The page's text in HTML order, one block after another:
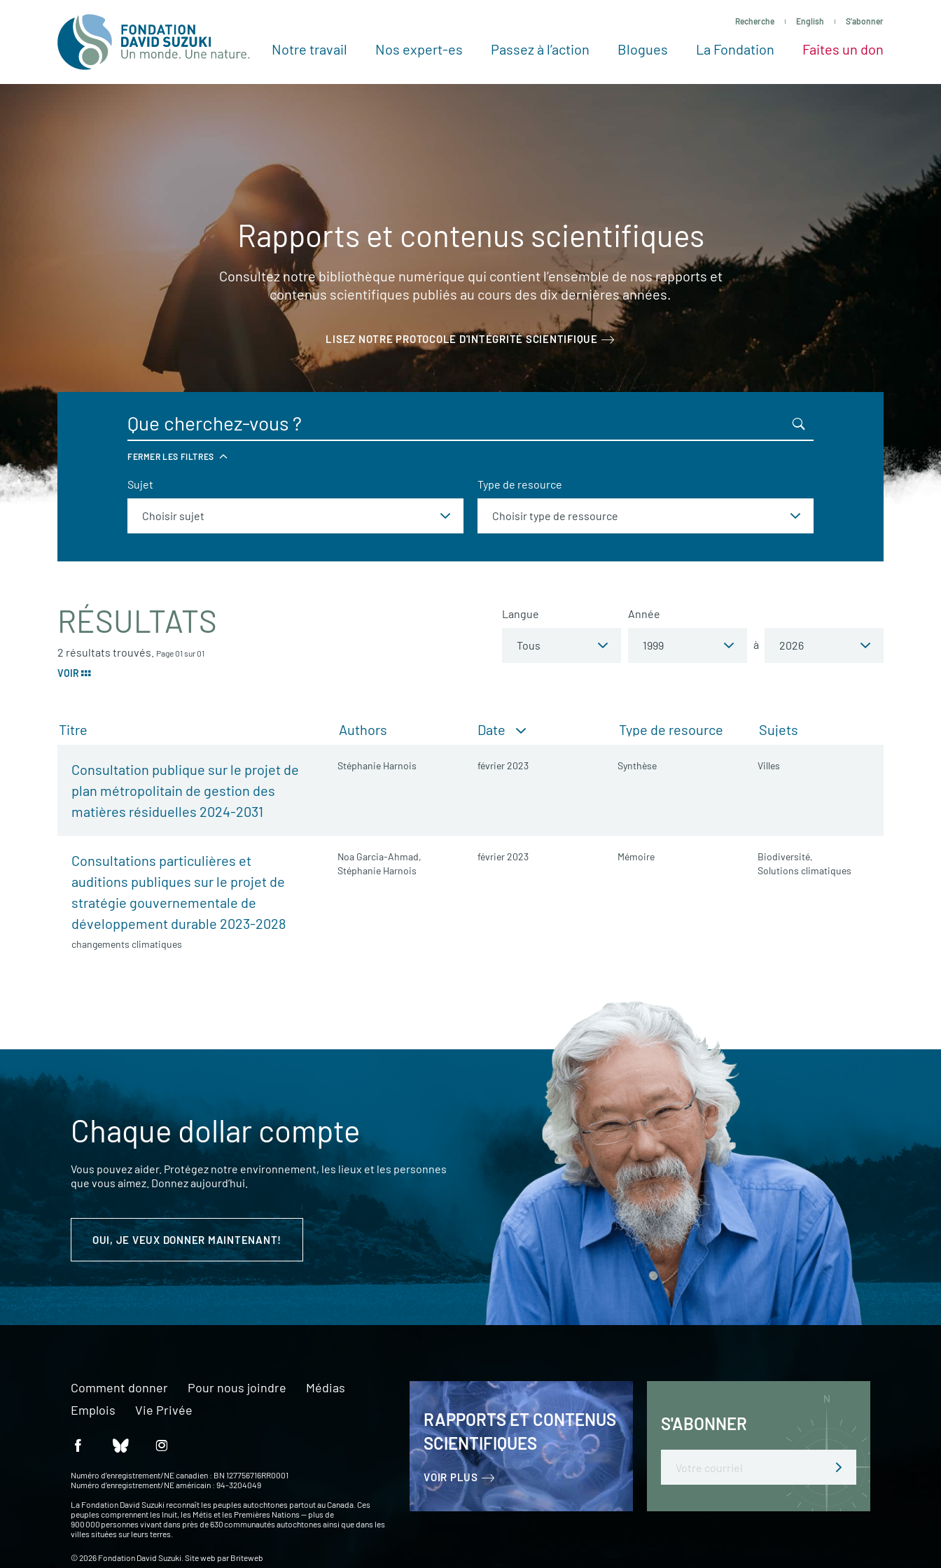
Recherche English S'abonner
Notre travail Voir tous les projets
Nos expert-es Nos Experts
Passez à l’action Passez à l’action
Blogues La FondationLa Fondation
Faites un don
Autres façons de faire un don
Rapports et contenus scientifiques
Consultez notre bibliothèque numérique qui contient l’ensemble de nos rapports et
contenus scientifiques publiés au cours des dix dernières années.
LISEZ NOTRE PROTOCOLE D'INTÉGRITÉ SCIENTIFIQUE
FERMER LES FILTRES
Sujet Type de resource
RÉSULTATS
2 résultats trouvés. Page 01 sur 01
VOIR
Langue Année
à
Titre Authors Date Type de resource Sujets
Consultation publique sur le projet de
plan métropolitain de gestion des
matières résiduelles 2024-2031
Stéphanie Harnois février 2023 Synthèse Villes
Consultations particulières et
auditions publiques sur le projet de
stratégie gouvernementale de
développement durable 2023-2028
changements climatiques
Noa Garcia-Ahmad,
Stéphanie Harnois
février 2023 Mémoire
Biodiversité,
Solutions climatiques
Chaque dollar compte
Vous pouvez aider. Protégez notre environnement, les lieux et les personnes
que vous aimez. Donnez aujourd’hui.
OUI, JE VEUX DONNER MAINTENANT!
RAPPORTS ET CONTENUS
SCIENTIFIQUES
VOIR PLUS
S'ABONNER
Comment donner Pour nous joindre
Médias
Emplois
Vie Privée
Numéro d’enregistrement/NE canadien : BN 127756716RR0001
Numéro d’enregistrement/NE américain : 94-3204049
La Fondation David Suzuki reconnaît les peuples autochtones partout au Canada. Ces
peuples comprennent les Inuit, les Métis et les Premières Nations — plus de
900 000 personnes vivant dans près de 630 communautés autochtones ainsi que dans les
villes situées sur leurs terres.
© 2026 Fondation David Suzuki. Site web par Briteweb